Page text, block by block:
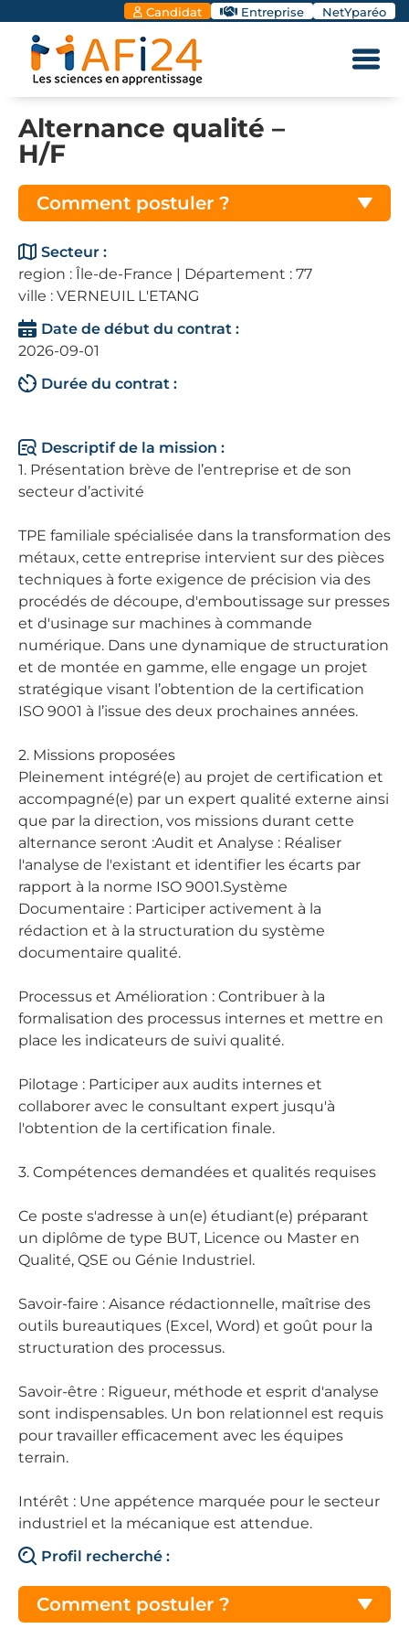
Candidat Entreprise NetYparéo
Alternance qualité –
H/F
Comment postuler ?
Secteur :
region : Île-de-France | Département : 77
ville : VERNEUIL L'ETANG
Date de début du contrat :
2026-09-01
Durée du contrat :
Descriptif de la mission :
1. Présentation brève de l’entreprise et de son
secteur d’activité
TPE familiale spécialisée dans la transformation des
métaux, cette entreprise intervient sur des pièces
techniques à forte exigence de précision via des
procédés de découpe, d'emboutissage sur presses
et d'usinage sur machines à commande
numérique. Dans une dynamique de structuration
et de montée en gamme, elle engage un projet
stratégique visant l’obtention de la certification
ISO 9001 à l’issue des deux prochaines années.
2. Missions proposées
Pleinement intégré(e) au projet de certification et
accompagné(e) par un expert qualité externe ainsi
que par la direction, vos missions durant cette
alternance seront :Audit et Analyse : Réaliser
l'analyse de l'existant et identifier les écarts par
rapport à la norme ISO 9001.Système
Documentaire : Participer activement à la
rédaction et à la structuration du système
documentaire qualité.
Processus et Amélioration : Contribuer à la
formalisation des processus internes et mettre en
place les indicateurs de suivi qualité.
Pilotage : Participer aux audits internes et
collaborer avec le consultant expert jusqu'à
l'obtention de la certification finale.
3. Compétences demandées et qualités requises
Ce poste s'adresse à un(e) étudiant(e) préparant
un diplôme de type BUT, Licence ou Master en
Qualité, QSE ou Génie Industriel.
Savoir-faire : Aisance rédactionnelle, maîtrise des
outils bureautiques (Excel, Word) et goût pour la
structuration des processus.
Savoir-être : Rigueur, méthode et esprit d'analyse
sont indispensables. Un bon relationnel est requis
pour travailler efficacement avec les équipes
terrain.
Intérêt : Une appétence marquée pour le secteur
industriel et la mécanique est attendue.
Profil recherché :
Comment postuler ?